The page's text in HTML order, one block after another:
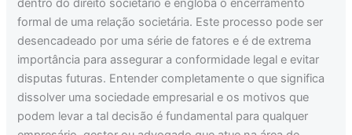
dentro do direito societário e engloba o encerramento
formal de uma relação societária. Este processo pode ser
desencadeado por uma série de fatores e é de extrema
importância para assegurar a conformidade legal e evitar
disputas futuras. Entender completamente o que significa
dissolver uma sociedade empresarial e os motivos que
podem levar a tal decisão é fundamental para qualquer